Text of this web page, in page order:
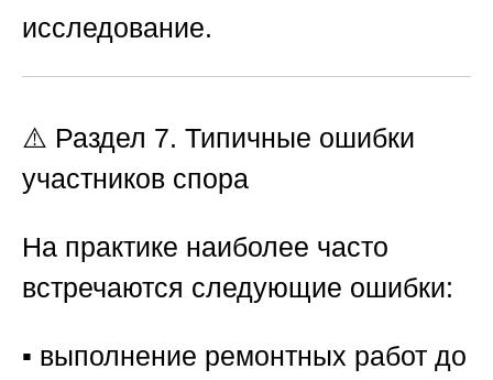
исследование.
⚠️ Раздел 7. Типичные ошибки
участников спора
На практике наиболее часто
встречаются следующие ошибки:
▪️ выполнение ремонтных работ до